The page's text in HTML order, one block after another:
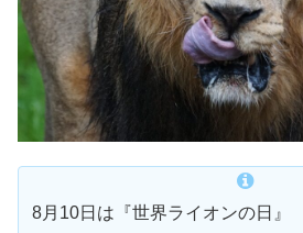
8月10日は『世界ライオンの日』